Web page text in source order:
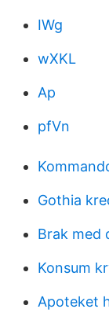
IWg
wXKL
Ap
pfVn
Gothia
Brak med
Konsum
Apoteket